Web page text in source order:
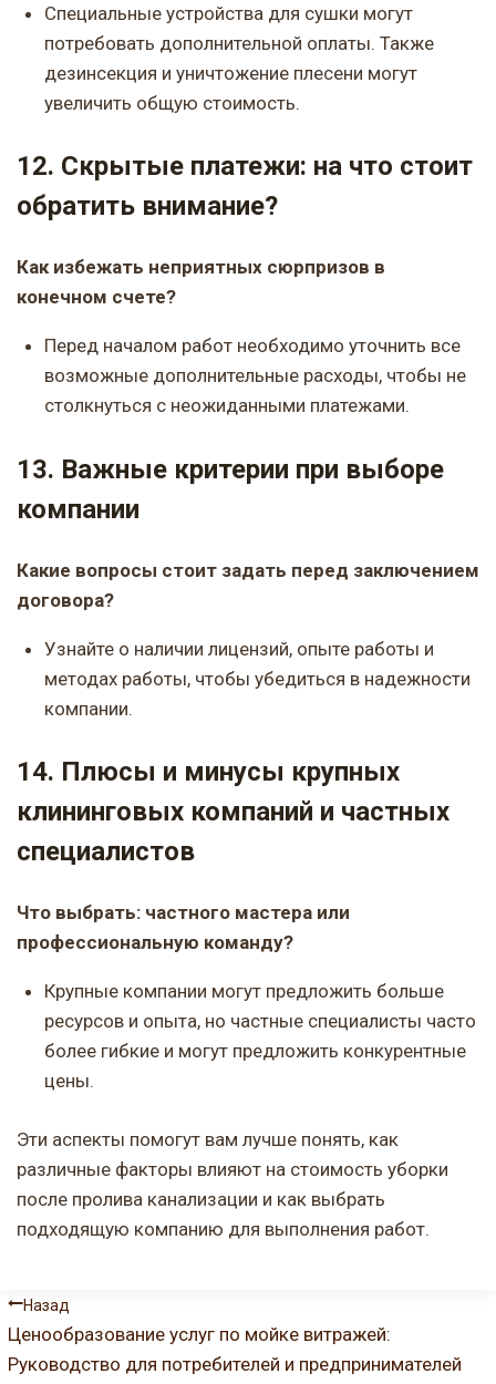
Специальные устройства для сушки могут
потребовать дополнительной оплаты. Также
дезинсекция и уничтожение плесени могут
увеличить общую стоимость.
12. Скрытые платежи: на что стоит
обратить внимание?
Как избежать неприятных сюрпризов в
конечном счете?
Перед началом работ необходимо уточнить все
возможные дополнительные расходы, чтобы не
столкнуться с неожиданными платежами.
13. Важные критерии при выборе
компании
Какие вопросы стоит задать перед заключением
договора?
Узнайте о наличии лицензий, опыте работы и
методах работы, чтобы убедиться в надежности
компании.
14. Плюсы и минусы крупных
клининговых компаний и частных
специалистов
Что выбрать: частного мастера или
профессиональную команду?
Крупные компании могут предложить больше
ресурсов и опыта, но частные специалисты часто
более гибкие и могут предложить конкурентные
цены.
Эти аспекты помогут вам лучше понять, как
различные факторы влияют на стоимость уборки
после пролива канализации и как выбрать
подходящую компанию для выполнения работ.
Навигация
по
Назад
Ценообразование услуг по мойке витражей:
Руководство для потребителей и предпринимателей